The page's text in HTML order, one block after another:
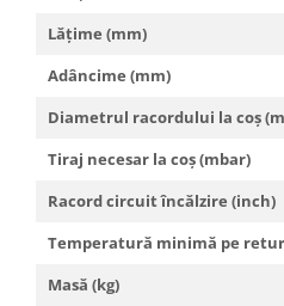
Semiolandez Cupru
PPR
Teava PPR
Fitinguri PPR
sferic
Sisteme de canalizare si ape
pluviale
Lăţime (mm)
Adâncime (mm)
Diametrul racordului la coş
Tiraj necesar la coş (mbar)
Racord circuit încălzire (inch)
Temperatură minimă pe retur
Masă (kg)